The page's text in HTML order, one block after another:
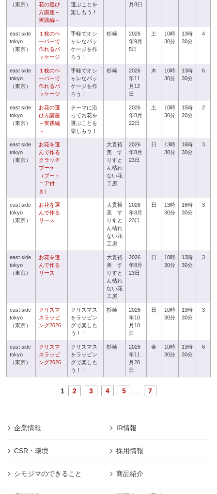
（東京）
花の選び
方講座～
実践編～
選ぶことを
楽しもう！
月8日
east side
tokyo
（東京）
１枚のペ
ーパーで
作れるパ
ッケージ
手軽でオシ
ャレなパッ
ケージを作
ろう！
杉崎
2026
年9月
5日
土
10時
30分
13時
30分
4
east side
tokyo
（東京）
１枚のペ
ーパーで
作れるパ
ッケージ
手軽でオシ
ャレなパッ
ケージを作
ろう！
杉崎
2026
年11
月12
日
木
10時
30分
13時
30分
6
east side
tokyo
（東京）
お花の選
び方講座
～実践編
～
テーマに沿
ってお花を
選ぶことを
楽しもう！
2026
年8月
22日
土
10時
30分
15時
20分
2
east side
tokyo
（東京）
お花を選
んで作る
クラッチ
ブーケ
（ブート
ニア付
き）
大貫裕
美 す
りすと
ん枯れ
ない花
工房
2026
年8月
23日
日
13時
30分
16時
30分
3
east side
tokyo
（東京）
お花を選
んで作る
リース
大貫裕
美 す
りすと
ん枯れ
ない花
工房
2026
年8月
23日
日
13時
30分
16時
30分
3
east side
tokyo
（東京）
お花を選
んで作る
リース
大貫裕
美 す
りすと
ん枯れ
ない花
工房
2026
年8月
23日
日
10時
30分
13時
30分
3
east side
tokyo
（東京）
クリスマ
スラッピ
ング2026
クリスマス
をラッピン
グで楽しも
う！！
杉崎
2026
年10
月18
日
日
10時
30分
13時
30分
3
east side
tokyo
（東京）
クリスマ
スラッピ
ング2026
クリスマス
をラッピン
グで楽しも
う！！
杉崎
2026
年11
月20
日
金
10時
30分
13時
30分
6
1 2 3 4 5 7
企業情報 IR情報
CSR・環境 採用情報
シモジマのできること 商品紹介